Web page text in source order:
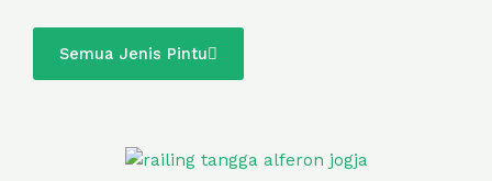
Semua Jenis Pintu